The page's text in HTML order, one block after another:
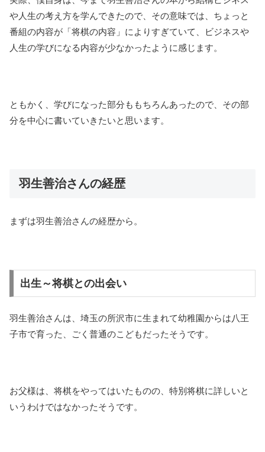
や人生の考え方を学んできたので、その意味では、ちょっと
番組の内容が「将棋の内容」によりすぎていて、ビジネスや
人生の学びになる内容が少なかったように感じます。
ともかく、学びになった部分ももちろんあったので、その部
分を中心に書いていきたいと思います。
羽生善治さんの経歴
まずは羽生善治さんの経歴から。
出生～将棋との出会い
羽生善治さんは、埼玉の所沢市に生まれて幼稚園からは八王
子市で育った、ごく普通のこどもだったそうです。
お父様は、将棋をやってはいたものの、特別将棋に詳しいと
いうわけではなかったそうです。